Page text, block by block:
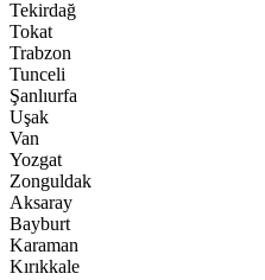
Tekirdağ
Tokat
Trabzon
Tunceli
Şanlıurfa
Uşak
Van
Yozgat
Zonguldak
Aksaray
Bayburt
Karaman
Kırıkkale